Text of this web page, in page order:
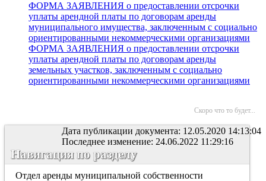
ФОРМА ЗАЯВЛЕНИЯ о предоставлении отсрочки
уплаты арендной платы по договорам аренды
муниципального имущества, заключенным с социально
ориентированными некоммерческими организациями
ФОРМА ЗАЯВЛЕНИЯ о предоставлении отсрочки
уплаты арендной платы по договорам аренды
земельных участков, заключенным с социально
ориентированными некоммерческими организациями
Скоро что то будет...
Дата публикации документа: 12.05.2020 14:13:04
Последнее изменение: 24.06.2022 11:29:16
Навигация по разделу
Отдел аренды муниципальной собственности